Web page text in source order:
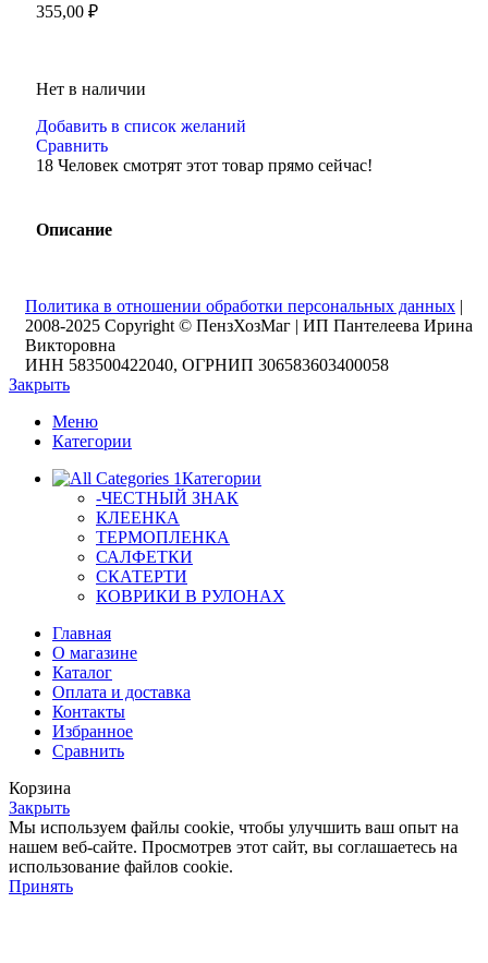
355,00 ₽
Нет в наличии
Добавить в список желаний
Сравнить
18 Человек смотрят этот товар прямо сейчас!
Описание
Политика в отношении обработки персональных данных |
2008-2025 Copyright © ПензХозМаг | ИП Пантелеева Ирина
Викторовна
ИНН 583500422040, ОГРНИП 306583603400058
Закрыть
Меню
Категории
Категории
-ЧЕСТНЫЙ ЗНАК
КЛЕЕНКА
ТЕРМОПЛЕНКА
САЛФЕТКИ
СКАТЕРТИ
КОВРИКИ В РУЛОНАХ
Главная
О магазине
Каталог
Оплата и доставка
Контакты
Избранное
Сравнить
Корзина
Закрыть
Мы используем файлы cookie, чтобы улучшить ваш опыт на
нашем веб-сайте. Просмотрев этот сайт, вы соглашаетесь на
использование файлов cookie.
Принять